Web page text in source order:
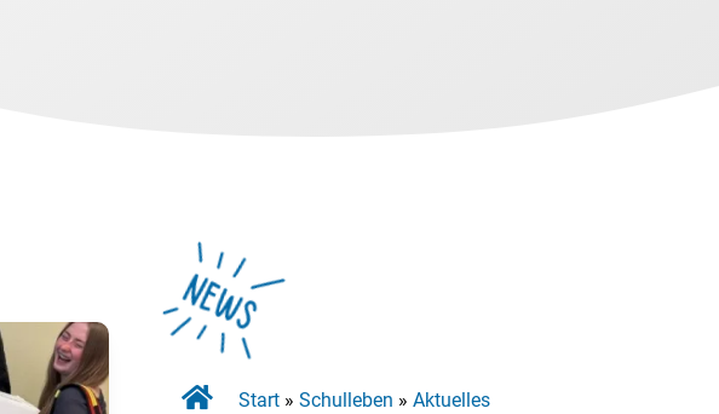
 Start» Schulleben » Aktuelles